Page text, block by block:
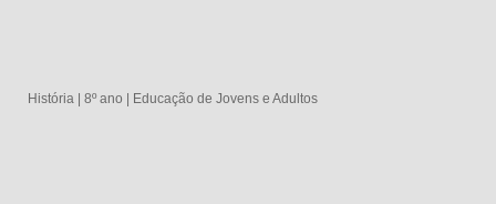
História 8º ano Educação de Jovens e Adultos